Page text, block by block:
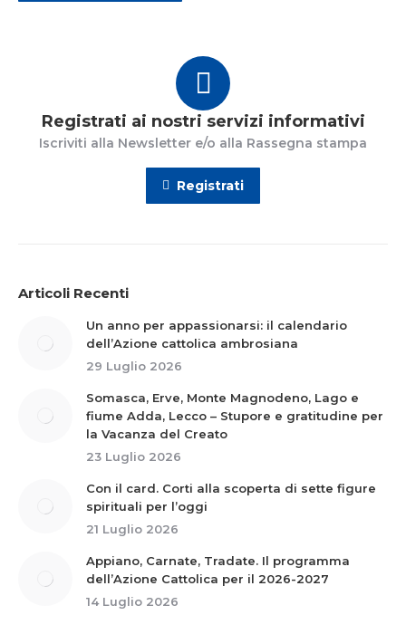
Registrati ai nostri servizi informativi
Iscriviti alla Newsletter e/o alla Rassegna stampa
Registrati
Articoli Recenti
Un anno per appassionarsi: il calendario
dell’Azione cattolica ambrosiana
29 Luglio 2026
Somasca, Erve, Monte Magnodeno, Lago e
fiume Adda, Lecco – Stupore e gratitudine per
la Vacanza del Creato
23 Luglio 2026
Con il card. Corti alla scoperta di sette figure
spirituali per l’oggi
21 Luglio 2026
Appiano, Carnate, Tradate. Il programma
dell’Azione Cattolica per il 2026-2027
14 Luglio 2026